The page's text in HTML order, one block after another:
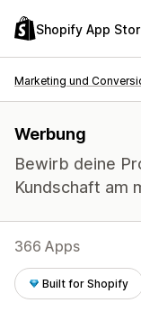
Shopify App
Marketing und
Werbung
Bewirb deine
Kundschaft am
366 Apps
Built for Shopify